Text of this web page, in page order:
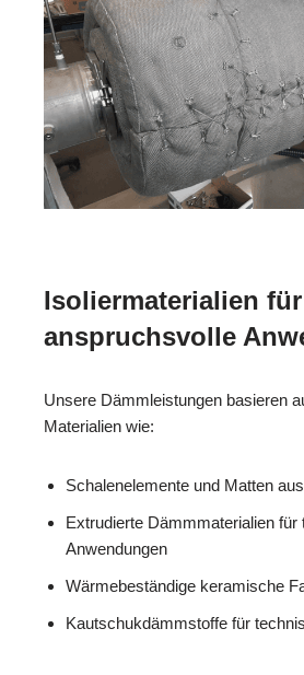
Isoliermaterialien für
anspruchsvolle
Unsere Dämmleistungen basieren
Materialien wie:
Schalenelemente und Matten
Extrudierte Dämmmaterialien für
Anwendungen
Wärmebeständige keramische
Kautschukdämmstoffe für